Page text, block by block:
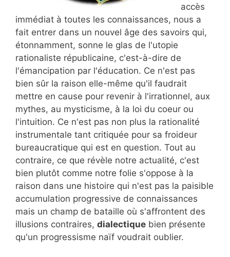
accès
immédiat à toutes les connaissances, nous a
fait entrer dans un nouvel âge des savoirs qui,
étonnamment, sonne le glas de l'utopie
rationaliste républicaine, c'est-à-dire de
l'émancipation par l'éducation. Ce n'est pas
bien sûr la raison elle-même qu'il faudrait
mettre en cause pour revenir à l'irrationnel, aux
mythes, au mysticisme, à la loi du coeur ou
l'intuition. Ce n'est pas non plus la rationalité
instrumentale tant critiquée pour sa froideur
bureaucratique qui est en question. Tout au
contraire, ce que révèle notre actualité, c'est
bien plutôt comme notre folie s'oppose à la
raison dans une histoire qui n'est pas la paisible
accumulation progressive de connaissances
mais un champ de bataille où s'affrontent des
illusions contraires, dialectique bien présente
qu'un progressisme naïf voudrait oublier.